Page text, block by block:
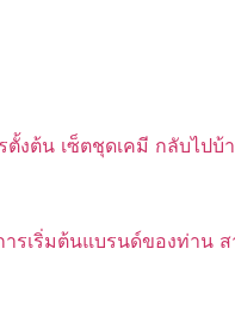
งต้น เซ็ตชุดเคมี กลับไปบ้า
ารเริ่มต้นแบรนด์ของท่า